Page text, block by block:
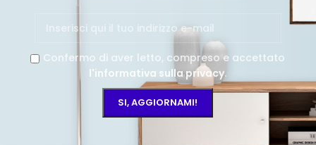
Confermo di aver letto, compreso e accettato
l'informativa sulla privacy.